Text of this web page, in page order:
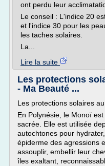
ont perdu leur
Le conseil : L'indice 20
et l'indice 30 pour les
les taches solaires.
La...
Lire la suite
Les protections
- Ma Beauté ...
Les protections solaires
En Polynésie, le Monoï
sacrée. Elle est utilisée
autochtones pour
épiderme des agressions
assouplir, embellir leur
îles exaltant,